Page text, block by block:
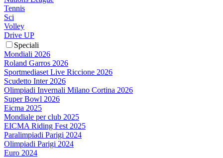
Tennis
Sci
Volley
Drive UP
Speciali
Mondiali 2026
Roland Garros 2026
Sportmediaset Live Riccione 2026
Scudetto Inter 2026
Olimpiadi Invernali Milano Cortina 2026
Super Bowl 2026
Eicma 2025
Mondiale per club 2025
EICMA Riding Fest 2025
Paralimpiadi Parigi 2024
Olimpiadi Parigi 2024
Euro 2024